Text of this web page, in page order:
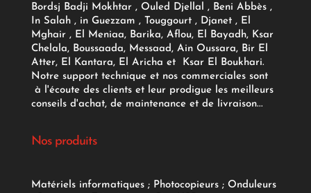
Bordsj Badji Mokhtar , Ouled Djellal , Beni Abbès ,
In Salah , in Guezzam , Touggourt , Djanet , El
Mghair , El Meniaa, Barika, Aflou, El Bayadh, Ksar
Chelala, Boussaada, Messaad, Ain Oussara, Bir El
Atter, El Kantara, El Aricha et Ksar El Boukhari.
Notre support technique et nos commerciales sont
à l'écoute des clients et leur prodigue les meilleurs
conseils d'achat, de maintenance et de livraison...
Nos produits
Matériels informatiques; Photocopieurs; Onduleurs